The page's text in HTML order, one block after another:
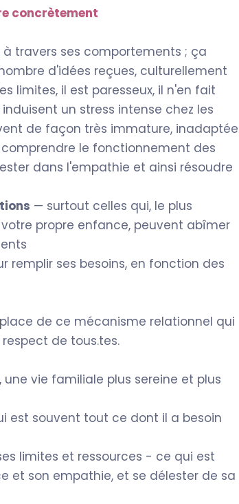
concrètement
travers ses comportements ; ça
d'idées reçues, culturellement
limites, il est paresseux, il n'en fait
un stress intense chez les
de façon très immature, inadaptée
le fonctionnement des
dans l'empathie et ainsi résoudre
— surtout celles qui, le plus
propre enfance, peuvent abîmer
remplir ses besoins, en fonction des
de ce mécanisme relationnel qui
de tous.tes.
vie familiale plus sereine et plus
est souvent tout ce dont il a besoin
limites et ressources - ce qui est
et son empathie, et se délester de sa